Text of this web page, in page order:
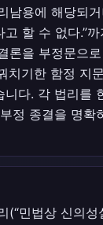
남용에 해당되
고 할 수 없다.”
론을 부정문으
치기한 함정 지
니다. 각 법리를
정 종결을 명확
(“민법상 신의성